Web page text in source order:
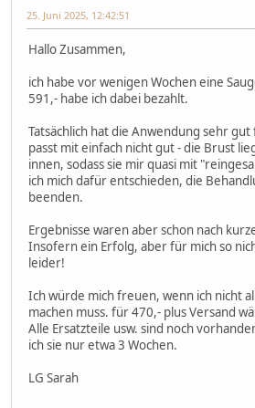
25. Juni 2025, 12:42:51
Hallo Zusammen,
ich habe vor wenigen Wochen eine
591,- habe ich dabei bezahlt.
Tatsächlich hat die Anwendung sehr
passt mit einfach nicht gut - die Brust
innen, sodass sie mir quasi mit
ich mich dafür entschieden, die
beenden.
Ergebnisse waren aber schon nach
Insofern ein Erfolg, aber für mich so
leider!
Ich würde mich freuen, wenn ich nicht
machen muss. für 470,- plus Versand
Alle Ersatzteile usw. sind noch
ich sie nur etwa 3 Wochen.
LG Sarah